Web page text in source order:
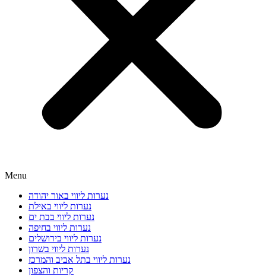
Menu
נערות ליווי באור יהודה
נערות ליווי באילת
נערות ליווי בבת ים
נערות ליווי בחיפה
נערות ליווי בירושלים
נערות ליווי בשרון
נערות ליווי בתל אביב והמרכז
קריות והצפון